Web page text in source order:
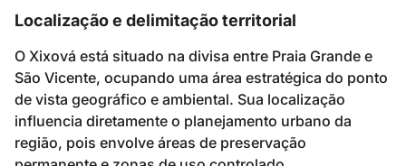
Localização e delimitação territorial
O Xixová está situado na divisa entre Praia Grande e
São Vicente, ocupando uma área estratégica do ponto
de vista geográfico e ambiental. Sua localização
influencia diretamente o planejamento urbano da
região, pois envolve áreas de preservação